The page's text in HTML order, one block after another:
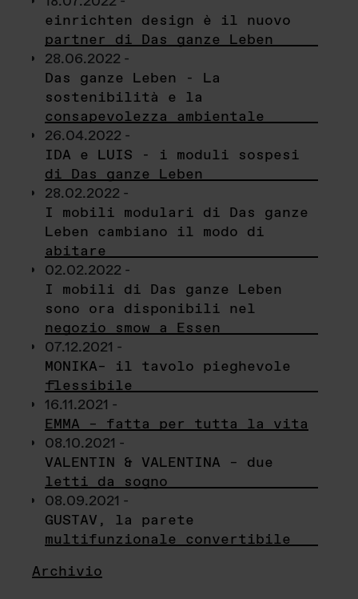
einrichten design è il nuovo
partner di Das ganze Leben
28.06.2022 -
Das ganze Leben - La
sostenibilità e la
consapevolezza ambientale
26.04.2022 -
IDA e LUIS - i moduli sospesi
di Das ganze Leben
28.02.2022 -
I mobili modulari di Das ganze
Leben cambiano il modo di
abitare
02.02.2022 -
I mobili di Das ganze Leben
sono ora disponibili nel
negozio smow a Essen
07.12.2021 -
MONIKA– il tavolo pieghevole
flessibile
16.11.2021 -
EMMA – fatta per tutta la vita
08.10.2021 -
VALENTIN & VALENTINA – due
letti da sogno
08.09.2021 -
GUSTAV, la parete
multifunzionale convertibile
Archivio